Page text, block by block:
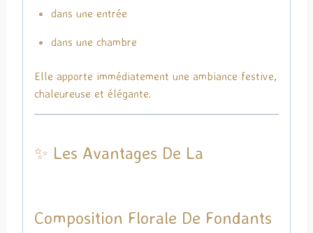
dans une entrée
dans une chambre
Elle apporte immédiatement une ambiance festive,
chaleureuse et élégante.
✨ Les Avantages De La
Composition Florale De Fondants